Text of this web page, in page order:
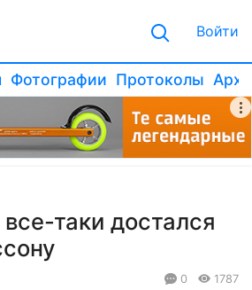
Войти
Фотографии Протоколы
таки достался
0 1787